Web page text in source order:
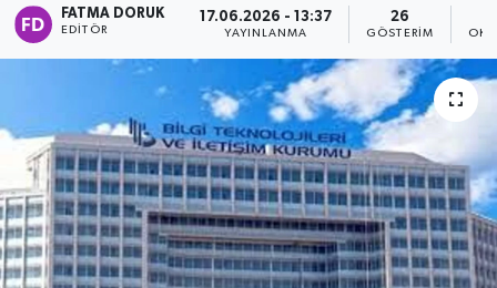
FATMA DORUK
EDITÖR
17.06.2026 - 13:37
YAYINLANMA
26
GÖSTERIM